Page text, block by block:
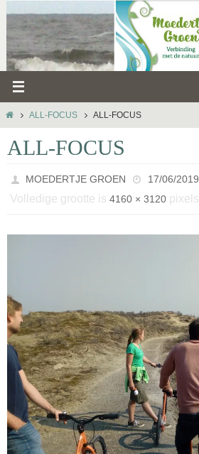
inhoud
HOMEALL-FOCUS ALL-FOCUS
ALL-FOCUS
MOEDERTJE GROEN 17/06/2019
Volledige grootte is 4160 × 3120 pixels